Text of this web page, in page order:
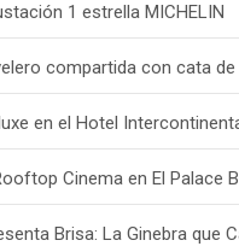
1 estrella MICHELIN
compartida con cata
en el Hotel
Cinema en El Palace
Brisa: La Ginebra que